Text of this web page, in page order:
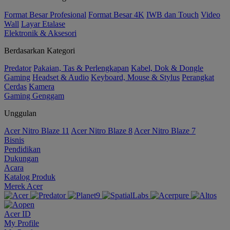
Format Besar Profesional Format Besar 4K IWB dan Touch Video
Wall Layar Etalase
Elektronik & Aksesori
Berdasarkan Kategori
Predator Pakaian, Tas & Perlengkapan Kabel, Dok & Dongle
Gaming Headset & Audio Keyboard, Mouse & Stylus Perangkat
Cerdas Kamera
Gaming Genggam
Unggulan
Acer Nitro Blaze 11 Acer Nitro Blaze 8 Acer Nitro Blaze 7
Bisnis
Pendidikan
Dukungan
Acara
Katalog Produk
Merek Acer
Acer ID
My Profile